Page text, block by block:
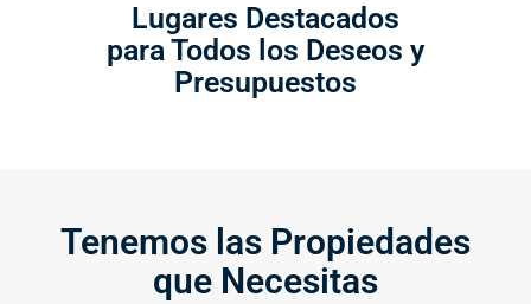
Lugares Destacados
para Todos los Deseos y
Presupuestos
Tenemos las Propiedades
que Necesitas